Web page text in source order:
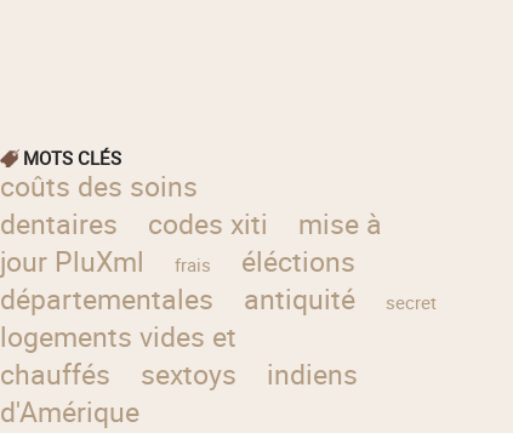
MOTS CLÉS
coûts des soins
dentaires
codes xiti
mise à
jour PluXml
frais
éléctions
départementales
antiquité secret
logements vides et
chauffés
sextoys
indiens
d'Amérique